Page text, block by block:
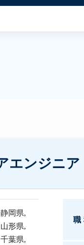
エンジニア
静岡県,
山形県,
千葉県,
職